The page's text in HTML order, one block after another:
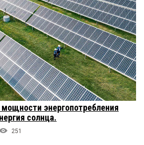
энергопотребления
солнца.
251